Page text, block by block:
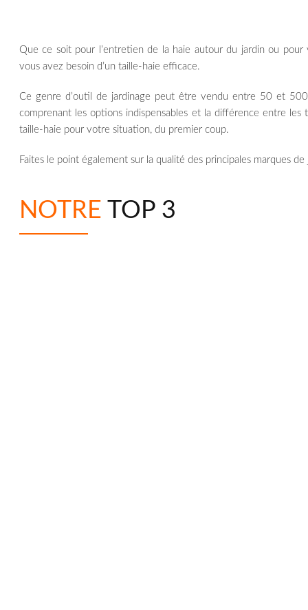
Que ce soit pour l’entretien de la haie autour du jardin ou
vous avez besoin d’un taille-haie efficace.
Ce genre d’outil de jardinage peut être vendu entre 50 et
comprenant les options indispensables et la différence entre
taille-haie pour votre situation, du premier coup.
Faites le point également sur la qualité des principales marques de
NOTRE TOP 3